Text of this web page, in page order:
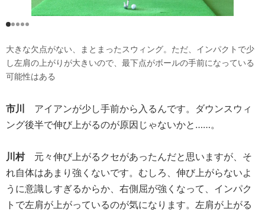
大きな欠点がない、まとまったスウィング。ただ、インパクトで少
し左肩の上がりが大きいので、最下点がボールの手前になっている
可能性はある
市川 アイアンが少し手前から入るんです。ダウンスウィ
ング後半で伸び上がるのが原因じゃないかと……。
川村元々伸び上がるクセがあったんだと思いますが、そ
れ自体はあまり強くないです。むしろ、伸び上がらないよ
うに意識しすぎるからか、右側屈が強くなって、インパク
トで左肩が上がっているのが気になります。左肩が上がる